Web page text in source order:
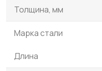
Толщина, мм
Марка стали
Длина